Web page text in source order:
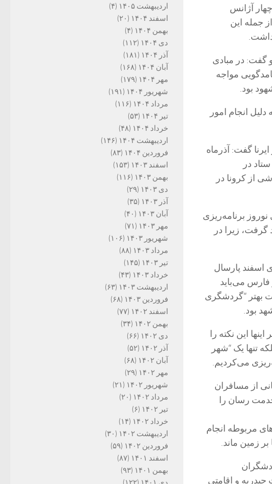
آژانس
جمله این
گفت: در مبادی
مواجه
بود.
انجام امور
گفت: آذرماه
در
از کرونا در
نوروز برنامه‌ریزی
گرفت، زیرا در
اسفند پارسال
فارس می‌باید
بهتر “گردشگری
بود.
این نکته را
تنها یک “شهر
می‌کردیم.
از مسافران
رسان را
مربوطه انجام
زمین ماند.
و اقامتی
اردیبهشت ۱۴۰۵
(۴)
اسفند ۱۴۰۴
(۲۰)
بهمن ۱۴۰۴
(۴)
دی ۱۴۰۴
(۱۱۲)
آذر ۱۴۰۴
(۱۸۱)
آبان ۱۴۰۴
(۱۶۸)
مهر ۱۴۰۴
(۱۷۹)
شهریور ۱۴۰۴
(۱۹۱)
مرداد ۱۴۰۴
(۱۱۶)
تیر ۱۴۰۴
(۵۳)
خرداد ۱۴۰۴
(۴۸)
اردیبهشت ۱۴۰۴
(۱۴۶)
فروردین ۱۴۰۴
(۸۳)
اسفند ۱۴۰۳
(۱۵۳)
بهمن ۱۴۰۳
(۱۱۶)
دی ۱۴۰۳
(۲۹)
آذر ۱۴۰۳
(۳۵)
آبان ۱۴۰۳
(۴۰)
مهر ۱۴۰۳
(۷۱)
شهریور ۱۴۰۳
(۱۰۶)
مرداد ۱۴۰۳
(۸۸)
تیر ۱۴۰۳
(۱۴۵)
خرداد ۱۴۰۳
(۴۳)
اردیبهشت ۱۴۰۳
(۶۳)
فروردین ۱۴۰۳
(۶۸)
اسفند ۱۴۰۲
(۷۷)
بهمن ۱۴۰۲
(۳۴)
دی ۱۴۰۲
(۶۶)
آذر ۱۴۰۲
(۵۲)
آبان ۱۴۰۲
(۶۸)
مهر ۱۴۰۲
(۲۹)
شهریور ۱۴۰۲
(۲۱)
مرداد ۱۴۰۲
(۲۰)
تیر ۱۴۰۲
(۶)
خرداد ۱۴۰۲
(۱۴)
اردیبهشت ۱۴۰۲
(۳۰)
فروردین ۱۴۰۲
(۵۹)
اسفند ۱۴۰۱
(۸۷)
بهمن ۱۴۰۱
(۹۳)